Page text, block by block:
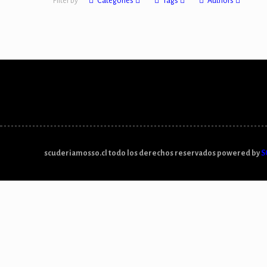
scuderiamosso.cl todo los derechos reservados powered by